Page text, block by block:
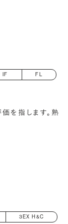
IF FL
を指します。熟
3EX H&C